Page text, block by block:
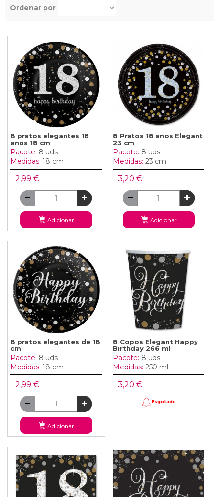
Ordenar por
8 pratos elegantes 18
anos 18 cm
Pacote: 8 uds
Medidas: 18 cm
2,99 €
Adicionar
8 Pratos 18 anos Elegant
23 cm
Pacote: 8 uds
Medidas: 23 cm
3,20 €
Adicionar
8 pratos elegantes de 18
cm
Pacote: 8 uds
Medidas: 18 cm
2,99 €
Adicionar
8 Copos Elegant Happy
Birthday 266 ml
Pacote: 8 uds
Medidas: 250 ml
3,20 €
Esgotado